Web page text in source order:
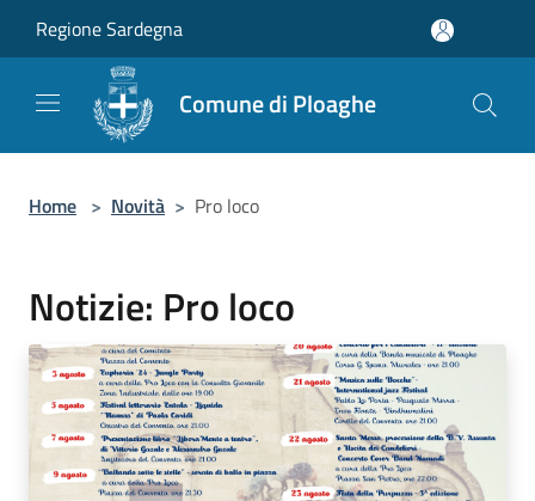
Regione Sardegna
Comune di Ploaghe
Home > Novità > Pro loco
Notizie: Pro loco